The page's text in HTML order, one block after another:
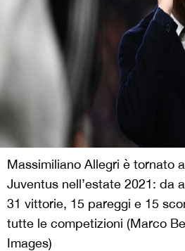
Massimiliano Allegri è tornato
Juventus nell’estate 2021: da
31 vittorie, 15 pareggi e 15
tutte le competizioni (Marco
Images)